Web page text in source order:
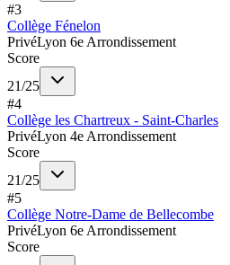
#3
Collège Fénelon
PrivéLyon 6e Arrondissement
Score
21/25
#4
Collège les Chartreux - Saint-Charles
PrivéLyon 4e Arrondissement
Score
21/25
#5
Collège Notre-Dame de Bellecombe
PrivéLyon 6e Arrondissement
Score